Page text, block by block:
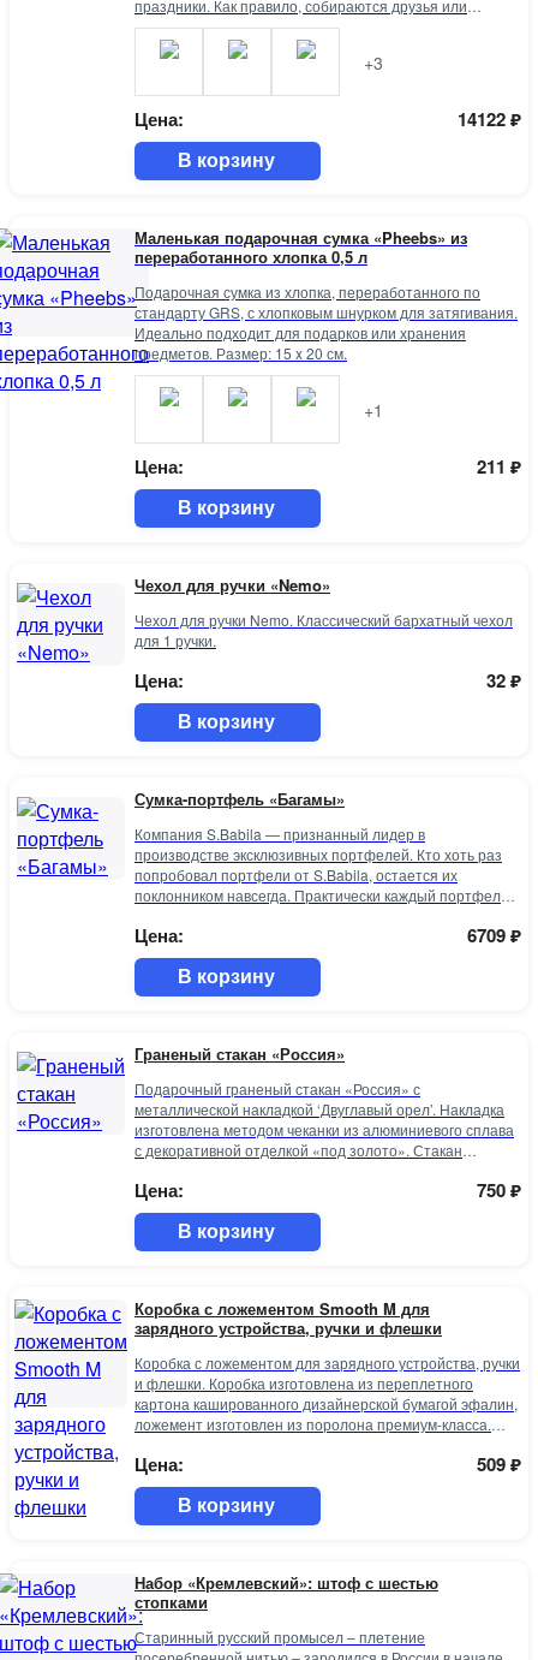
праздники. Как правило, собираются друзья или
коллеги и поднимают бокалы. Если же среди
собравшихся большинство мужчины, то у нас по
традиции пьют водку. Данный набор усиливает
+3
Цена: 14122₽
В корзину
Маленькая подарочная сумка «Pheebs» из
переработанного хлопка 0,5 л
Подарочная сумка из хлопка, переработанного по
стандарту GRS, с хлопковым шнурком для затягивания.
Идеально подходит для подарков или хранения
предметов. Размер: 15 x 20 см.
+1
Цена: 211 ₽
В корзину
Чехол для ручки «Nemo»
Чехол для ручки Nemo. Классический бархатный чехол
для 1 ручки.
Цена: 32₽
В корзину
Сумка-портфель «Багамы»
Компания S.Babila — признанный лидер в
производстве эксклюзивных портфелей. Кто хоть раз
попробовал портфели от S.Babila, остается их
поклонником навсегда. Практически каждый портфель
компьютера. Внимание, на изделии возможно наличие
царапин и потертостей. В связи с этим цена на товар
снижена, претензии, связанные с наличием указанных
дефектов, не принимаются.
Цена: 6709₽
В корзину
Граненый стакан «Россия»
Подарочный граненый стакан «Россия» с
металлической накладкой ‘Двуглавый орел’. Накладка
изготовлена методом чеканки из алюминиевого сплава
с декоративной отделкой «под золото». Стакан
«винтаж».
Цена: 750₽
В корзину
Коробка с ложементом Smooth M для
зарядного устройства, ручки и флешки
Коробка с ложементом для зарядного устройства, ручки
и флешки. Коробка изготовлена из переплетного
картона кашированного дизайнерской бумагой эфалин,
ложемент изготовлен из поролона премиум-класса.
зарядного устройства и проводов — 97 х 23 х 35 мм,
для ручки — 137 х 11 х 10 мм.
Цена: 509₽
В корзину
Набор «Кремлевский»: штоф с шестью
стопками
Старинный русский промысел – плетение